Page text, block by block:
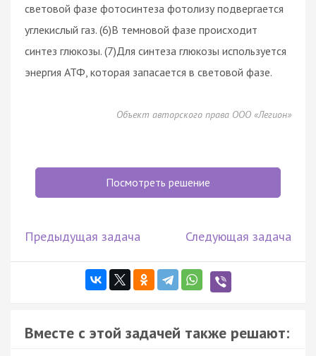
световой фазе фотосинтеза фотолизу подвергается
углекислый газ. (6)В темновой фазе происходит
синтез глюкозы. (7)Для синтеза глюкозы используется
энергия АТФ, которая запасается в световой фазе.
Объект авторского права ООО «Легион»
Посмотреть решение
Предыдущая задача Следующая задача
Вместе с этой задачей также решают: